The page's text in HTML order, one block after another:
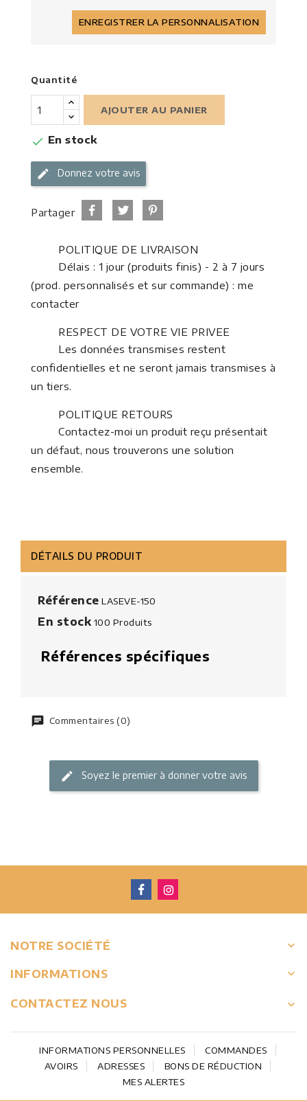
ENREGISTRER LA PERSONNALISATION
Quantité
AJOUTER AU PANIER
 En stock
Donnez votre avis
Partager
POLITIQUE DE LIVRAISON
Délais : 1 jour (produits finis) - 2 à 7 jours
(prod. personnalisés et sur commande) : me
contacter
RESPECT DE VOTRE VIE PRIVEE
Les données transmises restent
confidentielles et ne seront jamais transmises à
un tiers.
POLITIQUE RETOURS
Contactez-moi un produit reçu présentait
un défaut, nous trouverons une solution
ensemble.
DÉTAILS DU PRODUIT
Référence LASEVE-150
En stock 100 Produits
Références spécifiques
Commentaires (0)
Soyez le premier à donner votre avis
NOTRE SOCIÉTÉ keyboard_arrow_down
INFORMATIONS 
CONTACTEZ NOUS keyboard_arrow_down
INFORMATIONS PERSONNELLES
COMMANDES
AVOIRS
ADRESSES
BONS DE RÉDUCTION
MES ALERTES